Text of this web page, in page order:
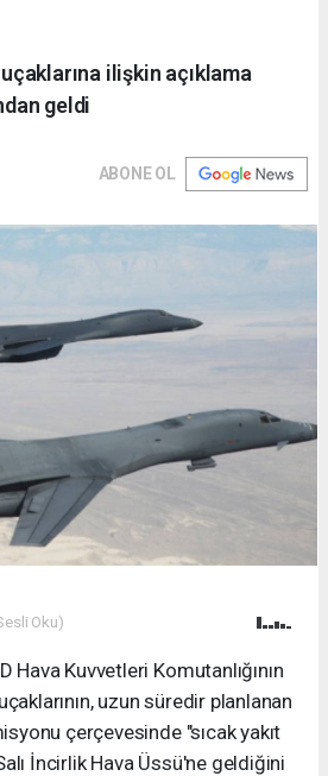
ilişkin açıklama
geldi
ABONE OL
Oku)
Hava Kuvvetleri Komutanlığının
uzun süredir planlanan
çerçevesinde "sıcak yakıt
İncirlik Hava Üssü'ne geldiğini